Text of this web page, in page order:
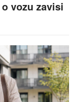
vozu zavisi